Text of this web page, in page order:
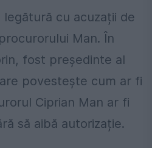
cu acuzații de
Man. În
fost președinte al
povestește cum ar fi
Ciprian Man ar fi
să aibă autorizație.